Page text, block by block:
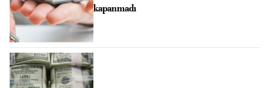
kapanmadı